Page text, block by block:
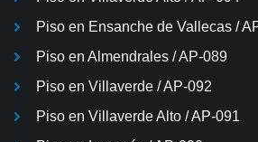
Piso en Ensanche de Vallecas /
Piso en Almendrales / AP-089
Piso en Villaverde / AP-092
Piso en Villaverde Alto / AP-091